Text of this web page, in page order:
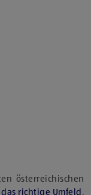
österreichischen
das richtige Umfeld ,